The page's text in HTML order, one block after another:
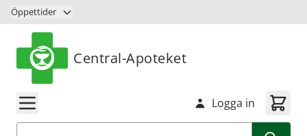
Hoppa till innehåll
Öppettider
Central-Apoteket
Logga in